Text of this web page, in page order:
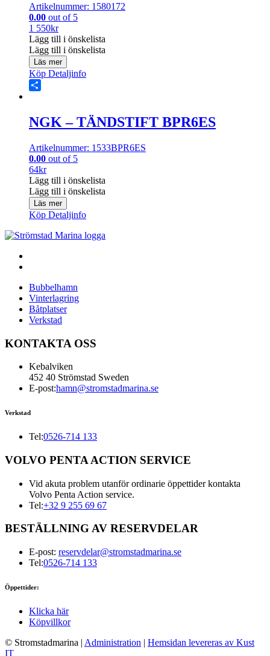
Artikelnummer: 1580172
0.00 out of 5
1 550kr
Lägg till i önskelista
Lägg till i önskelista
Läs mer
Köp Detaljinfo
NGK – TÄNDSTIFT BPR6ES
Artikelnummer: 1533BPR6ES
0.00 out of 5
64kr
Lägg till i önskelista
Lägg till i önskelista
Läs mer
Köp Detaljinfo
Bubbelhamn
Vinterlagring
Båtplatser
Verkstad
KONTAKTA OSS
Kebalviken
452 40 Strömstad Sweden
E-post:hamn@stromstadmarina.se
Verkstad
Tel:0526-714 133
VOLVO PENTA ACTION SERVICE
Vid akuta problem utanför ordinarie öppettider kontakta
Volvo Penta Action service.
Tel:+32 9 255 69 67
BESTÄLLNING AV RESERVDELAR
E-post: reservdelar@stromstadmarina.se
Tel:0526-714 133
Öppettider:
Klicka här
Köpvillkor
© Stromstadmarina | Administration | Hemsidan levereras av Kust
IT